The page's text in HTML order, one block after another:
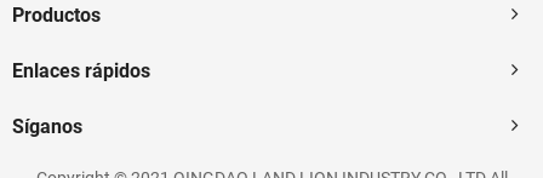
Productos
Enlaces rápidos
Síganos